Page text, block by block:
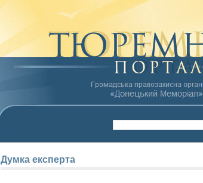
Думка експерта